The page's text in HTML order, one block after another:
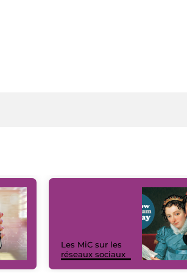
Les MiC sur les
réseaux sociaux